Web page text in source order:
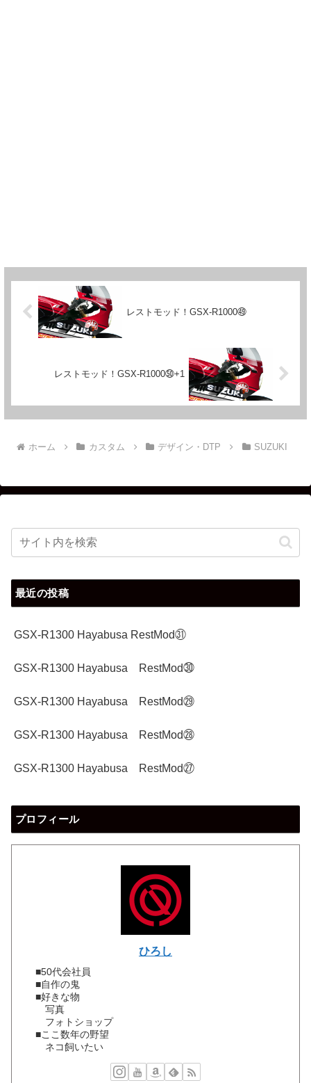
レストモッド！GSX-R1000㊾
レストモッド！GSX-R1000㊿+1
ホーム カスタム デザイン・DTP SUZUKI
最近の投稿
GSX-R1300 Hayabusa RestMod㉛
GSX-R1300 Hayabusa RestMod㉚
GSX-R1300 Hayabusa RestMod㉙
GSX-R1300 Hayabusa RestMod㉘
GSX-R1300 Hayabusa RestMod㉗
プロフィール
ひろし
■50代会社員
■自作の鬼
■好きな物
写真
フォトショップ
■ここ数年の野望
ネコ飼いたい